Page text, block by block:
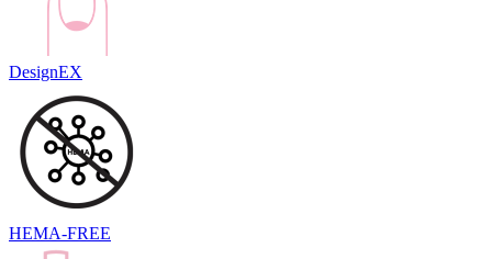
DesignEX
HEMA-FREE